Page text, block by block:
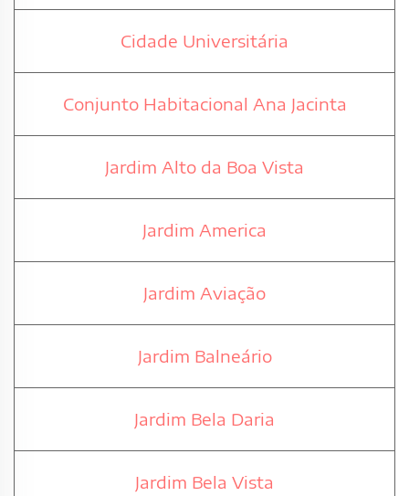
Cidade Universitária
Conjunto Habitacional Ana Jacinta
Jardim Alto da Boa Vista
Jardim America
Jardim Aviação
Jardim Balneário
Jardim Bela Daria
Jardim Bela Vista